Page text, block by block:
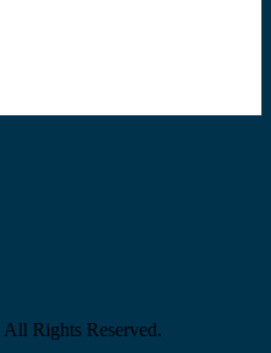
All Rights Reserved.